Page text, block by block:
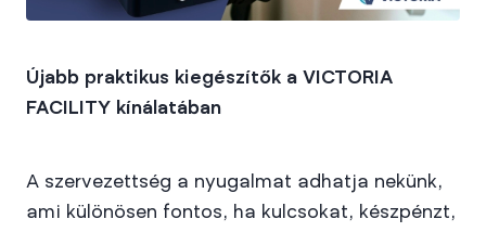
Újabb praktikus kiegészítők a VICTORIA
FACILITY kínálatában
A szervezettség a nyugalmat adhatja nekünk,
ami különösen fontos, ha kulcsokat, készpénzt,